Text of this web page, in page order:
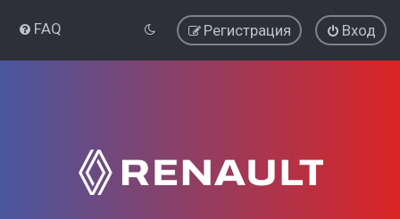
FAQ Вход
Регистрация